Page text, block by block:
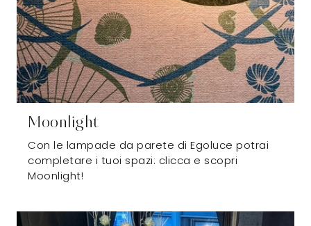
Moonlight
Con le lampade da parete di Egoluce potrai
completare i tuoi spazi: clicca e scopri
Moonlight!